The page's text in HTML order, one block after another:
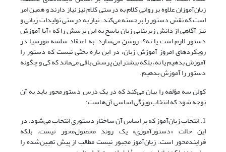
زبان‌آموزان علاوه بر روانی کلام به درستی کلام نیز نیاز دارند و همین امر
است که نقش دستور را برجسته می‌کند. نیاز به درستی تولیدات زبانی و
نیز آگاهی از دانش زیربنایی زبان پاسخ به این پرسش را که «آیا آموزش
دستور لازم است یا نه؟» روشن می‌سازد. به اعتقاد سلسه مورسیا در
رویکردهای امروز آموزش زبان، در این باره بحثی نیست که دستور را
آموزش بدهیم یا نه، بلکه بیشتر این پرسش باقی می‌ماند که کی و چگونه
دستور را آموزش بدهیم.
کولن سه مؤلفه را بیان می‌کند که در یک درس دستورمحور باید به آن
توجه شود که انتخاب ویژگی اساسی آن‌هاست:
1. انتخاب زبان‌آموز که بر اساس آن ساختار دستوری انتخاب می‌شود. در
این حالت «دستورآموزی» یک روند محصول‌محور نیست، بلکه
فرایندمحور است. زبان‌آموز مجبور نیست مطالب از پیش تعیین‌شده را